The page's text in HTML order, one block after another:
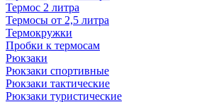
Термос 2 литра
Термосы от 2,5 литра
Термокружки
Пробки к термосам
Рюкзаки
Рюкзаки спортивные
Рюкзаки тактические
Рюкзаки туристические